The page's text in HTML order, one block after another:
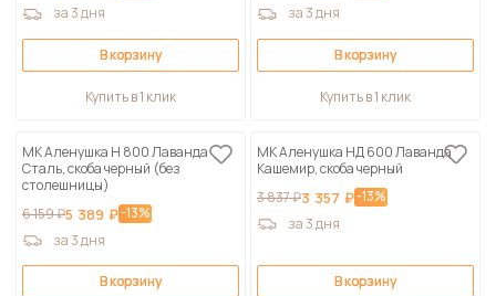
за 3 дня
В корзину
Купить в 1 клик
за 3 дня
В корзину
Купить в 1 клик
МК Аленушка Н 800 Лаванда
Сталь, скоба черный (без
столешницы)
6 159 ₽5 389 ₽-13%
за 3 дня
В корзину
МК Аленушка НД 600 Лаванда
Кашемир, скоба черный
3 837 ₽3 357 ₽-13%
за 3 дня
В корзину